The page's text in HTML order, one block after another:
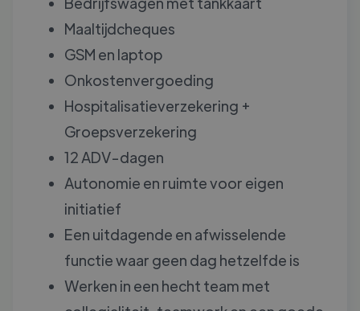
Maaltijdcheques
GSM en laptop
Onkostenvergoeding
Hospitalisatieverzekering +
Groepsverzekering
12 ADV-dagen
Autonomie en ruimte voor eigen
initiatief
Een uitdagende en afwisselende
functie waar geen dag hetzelfde is
Werken in een hecht team met